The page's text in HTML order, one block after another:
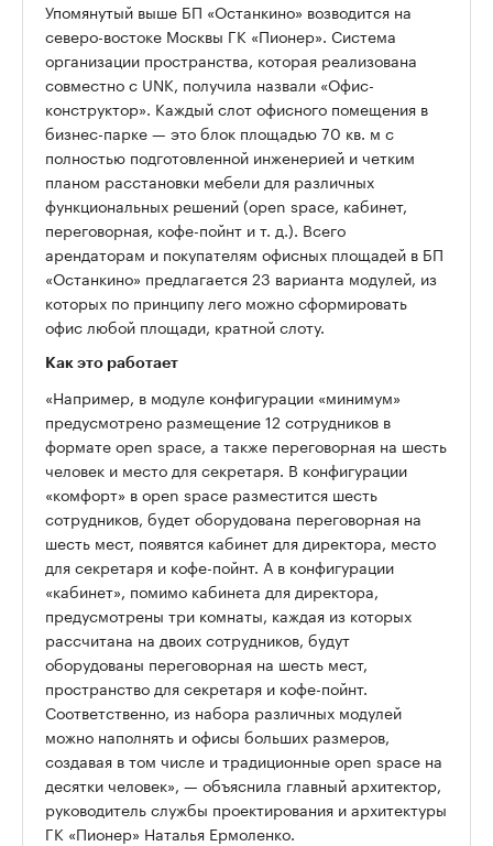
Упомянутый выше БП «Останкино» возводится на
северо-востоке Москвы ГК «Пионер». Система
организации пространства, которая реализована
совместно с UNK, получила назвали «Офис-
конструктор». Каждый слот офисного помещения в
бизнес-парке — это блок площадью 70 кв. м с
полностью подготовленной инженерией и четким
планом расстановки мебели для различных
функциональных решений (оpen space, кабинет,
переговорная, кофе-пойнт и т. д.). Всего
арендаторам и покупателям офисных площадей в БП
«Останкино» предлагается 23 варианта модулей, из
которых по принципу лего можно сформировать
офис любой площади, кратной слоту.
Как это работает
«Например, в модуле конфигурации «минимум»
предусмотрено размещение 12 сотрудников в
формате оpen space, а также переговорная на шесть
человек и место для секретаря. В конфигурации
«комфорт» в оpen space разместится шесть
сотрудников, будет оборудована переговорная на
шесть мест, появятся кабинет для директора, место
для секретаря и кофе-пойнт. А в конфигурации
«кабинет», помимо кабинета для директора,
предусмотрены три комнаты, каждая из которых
рассчитана на двоих сотрудников, будут
оборудованы переговорная на шесть мест,
пространство для секретаря и кофе-пойнт.
Соответственно, из набора различных модулей
можно наполнять и офисы больших размеров,
создавая в том числе и традиционные оpen space на
десятки человек», — объяснила главный архитектор,
руководитель службы проектирования и архитектуры
ГК «Пионер» Наталья Ермоленко.